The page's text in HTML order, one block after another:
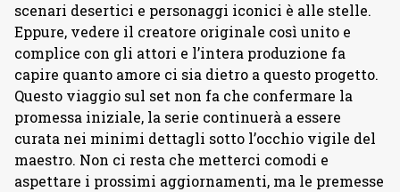
scenari desertici e personaggi iconici è alle stelle.
Eppure, vedere il creatore originale così unito e
complice con gli attori e l’intera produzione fa
capire quanto amore ci sia dietro a questo progetto.
Questo viaggio sul set non fa che confermare la
promessa iniziale, la serie continuerà a essere
curata nei minimi dettagli sotto l’occhio vigile del
maestro. Non ci resta che metterci comodi e
aspettare i prossimi aggiornamenti, ma le premesse